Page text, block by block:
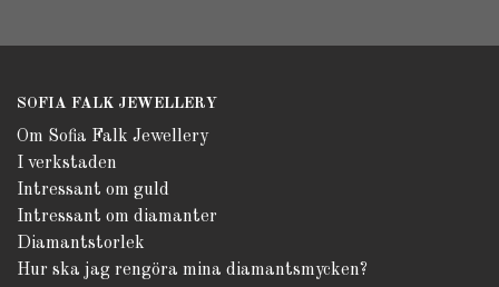
SOFIA FALK JEWELLERY
Om Sofia Falk Jewellery
I verkstaden
Intressant om guld
Intressant om diamanter
Diamantstorlek
Hur ska jag rengöra mina diamantsmycken?